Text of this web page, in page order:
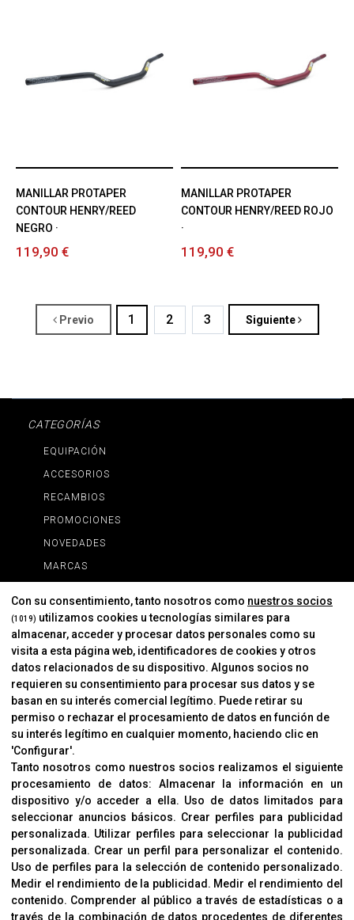
MANILLAR PROTAPER
CONTOUR HENRY/REED
NEGRO ·
119,90 €
MANILLAR PROTAPER
CONTOUR HENRY/REED ROJO
·
119,90 €
Previo 1 2 3 Siguiente
CATEGORÍAS
EQUIPACIÓN
ACCESORIOS
RECAMBIOS
PROMOCIONES
NOVEDADES
MARCAS
INFORMACIÓN
Contacto
Cambios Y Devoluciones
CORVER
Aviso Legal
Sobre Nosotros
Cookies
Política De Privacidad
OFICINAS
C/ Coneixement 5, 08850
Con su consentimiento, tanto nosotros como nuestros socios
(1019) utilizamos cookies u tecnologías similares para
almacenar, acceder y procesar datos personales como su
visita a esta página web, identificadores de cookies y otros
datos relacionados de su dispositivo. Algunos socios no
requieren su consentimiento para procesar sus datos y se
basan en su interés comercial legítimo. Puede retirar su
permiso o rechazar el procesamiento de datos en función de
su interés legítimo en cualquier momento, haciendo clic en
'Configurar'.
Tanto nosotros como nuestros socios realizamos el siguiente
procesamiento de datos: Almacenar la información en un
dispositivo y/o acceder a ella. Uso de datos limitados para
seleccionar anuncios básicos. Crear perfiles para publicidad
personalizada. Utilizar perfiles para seleccionar la publicidad
personalizada. Crear un perfil para personalizar el contenido.
Uso de perfiles para la selección de contenido personalizado.
Medir el rendimiento de la publicidad . Medir el rendimiento del
contenido. Comprender al público a través de estadísticas o a
través de la combinación de datos procedentes de diferentes